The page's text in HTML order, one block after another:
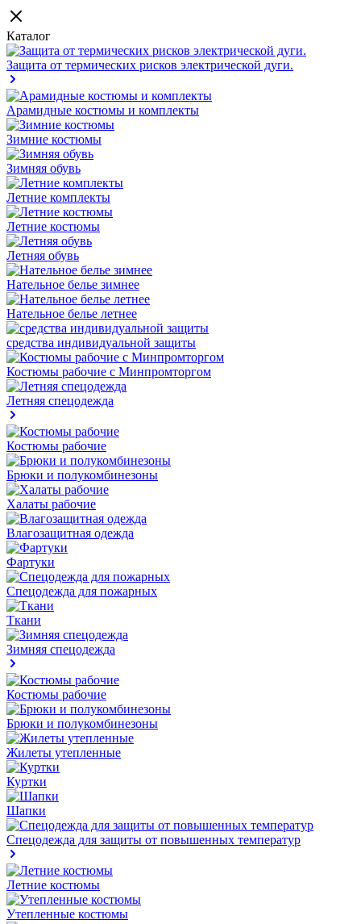
Каталог
Защита от термических рисков электрической дуги.
Арамидные костюмы и комплекты
Зимние костюмы
Зимняя обувь
Летние комплекты
Летние костюмы
Летняя обувь
Нательное белье зимнее
Нательное белье летнее
средства индивидуальной защиты
Костюмы рабочие с Минпромторгом
Летняя спецодежда
Костюмы рабочие
Брюки и полукомбинезоны
Халаты рабочие
Влагозащитная одежда
Фартуки
Спецодежда для пожарных
Ткани
Зимняя спецодежда
Костюмы рабочие
Брюки и полукомбинезоны
Жилеты утепленные
Куртки
Шапки
Спецодежда для защиты от повышенных температур
Летние костюмы
Утепленные костюмы